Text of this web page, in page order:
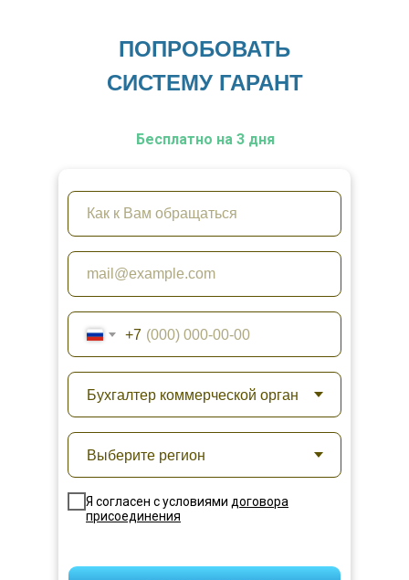
ПОПРОБОВАТЬ
СИСТЕМУ ГАРАНТ
Бесплатно на 3 дня
+7
Я согласен с условиями договора
присоединения